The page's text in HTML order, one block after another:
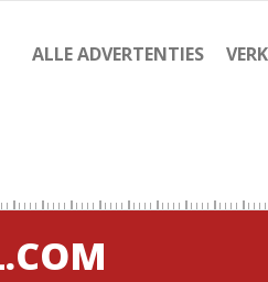
ALLE ADVERTENTIES